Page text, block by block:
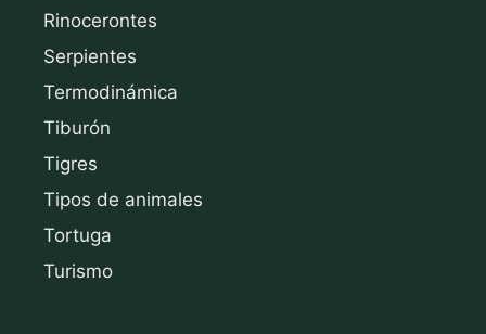
Rinocerontes
Serpientes
Termodinámica
Tiburón
Tigres
Tipos de animales
Tortuga
Turismo